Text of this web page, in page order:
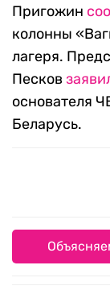
Пригожин
колонны
лагеря.
Песков
основателя
Беларусь.